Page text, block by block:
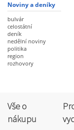
Noviny a deníky
bulvár
celostátní
deník
nedělní noviny
politika
region
rozhovory
Vše o
nákupu